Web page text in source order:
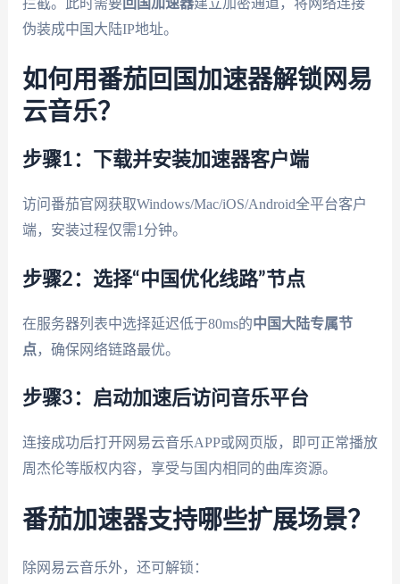
伪装成中国大陆IP地址。
如何用番茄回国加速器解锁网易
云音乐？
步骤1：下载并安装加速器客户端
访问番茄官网获取Windows/Mac/iOS/Android全平台客户
端，安装过程仅需1分钟。
步骤2：选择“中国优化线路”节点
在服务器列表中选择延迟低于80ms的中国大陆专属节
点，确保网络链路最优。
步骤3：启动加速后访问音乐平台
连接成功后打开网易云音乐APP或网页版，即可正常播放
周杰伦等版权内容，享受与国内相同的曲库资源。
番茄加速器支持哪些扩展场景？
除网易云音乐外，还可解锁：